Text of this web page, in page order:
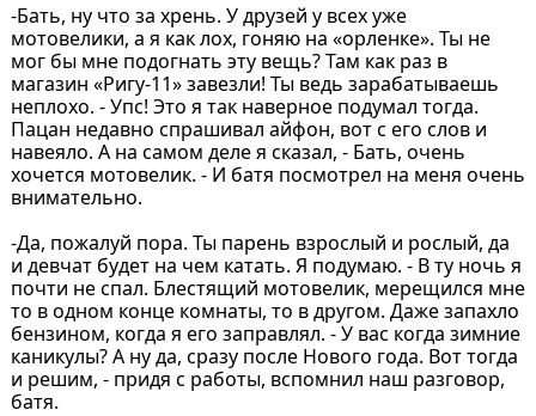
-Бать, ну что за хрень. У друзей у всех уже
мотовелики, а я как лох, гоняю на «орленке». Ты не
мог бы мне подогнать эту вещь? Там как раз в
магазин «Ригу-11» завезли! Ты ведь зарабатываешь
неплохо. - Упс! Это я так наверное подумал тогда.
Пацан недавно спрашивал айфон, вот с его слов и
навеяло. А на самом деле я сказал, - Бать, очень
хочется мотовелик. - И батя посмотрел на меня очень
внимательно.
-Да, пожалуй пора. Ты парень взрослый и рослый, да
и девчат будет на чем катать. Я подумаю. - В ту ночь я
почти не спал. Блестящий мотовелик, мерещился мне
то в одном конце комнаты, то в другом. Даже запахло
бензином, когда я его заправлял. - У вас когда зимние
каникулы? А ну да, сразу после Нового года. Вот тогда
и решим, - придя с работы, вспомнил наш разговор,
батя.